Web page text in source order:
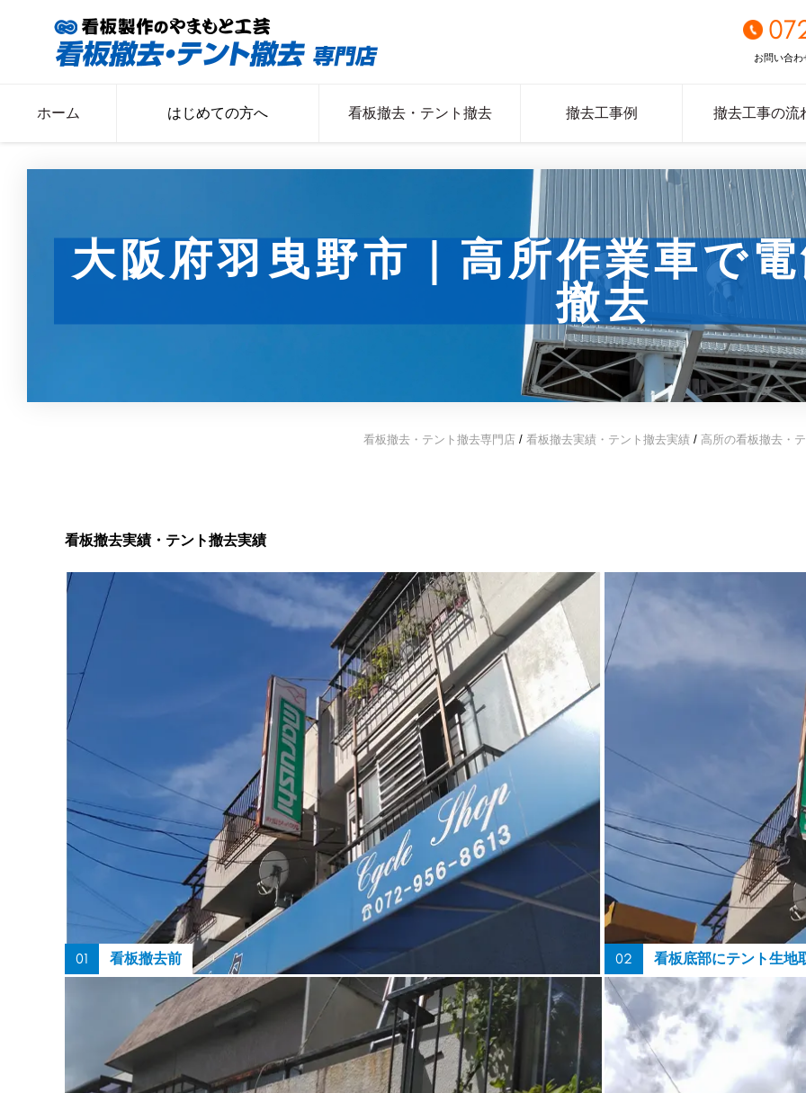
お問い合わ
ホーム はじめての方へ 看板撤去・テント撤去 撤去工事例 撤去工事の流
大阪府羽曳野市｜高所作業車で
撤去
看板撤去・テント撤去専門店 / 看板撤去実績・テント撤去実績 / 高所の看板撤去・
看板撤去実績・テント撤去実績
01 看板撤去前 02 看板底部にテント生地